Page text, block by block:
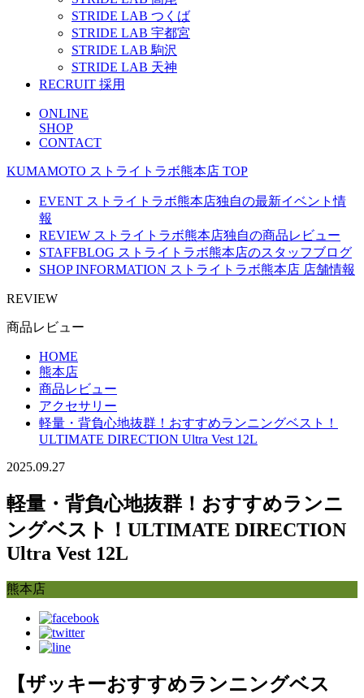
STRIDE LAB つくば
STRIDE LAB 宇都宮
STRIDE LAB 駒沢
STRIDE LAB 天神
RECRUIT 採用
ONLINE
SHOP
CONTACT
KUMAMOTO ストライトラボ熊本店 TOP
EVENT ストライトラボ熊本店独自の最新イベント情
報
REVIEW ストライトラボ熊本店独自の商品レビュー
STAFFBLOG ストライトラボ熊本店のスタッフブログ
SHOP INFORMATION ストライトラボ熊本店 店舗情報
REVIEW
商品レビュー
HOME
熊本店
商品レビュー
アクセサリー
軽量・背負心地抜群！おすすめランニングベスト！
ULTIMATE DIRECTION Ultra Vest 12L
2025.09.27
軽量・背負心地抜群！おすすめランニ
ングベスト！ULTIMATE DIRECTION
Ultra Vest 12L
熊本店
【ザッキーおすすめランニングベス